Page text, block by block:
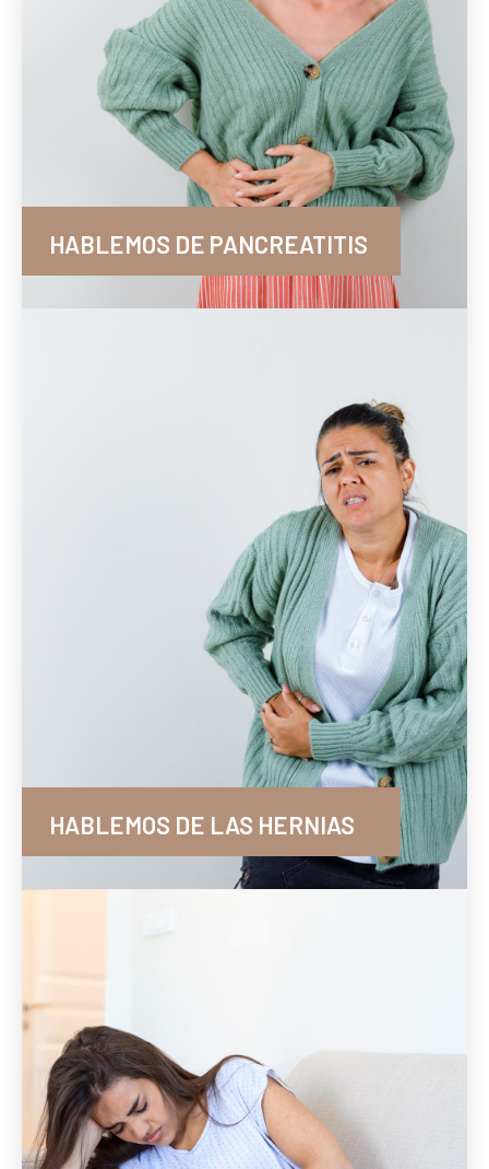
HABLEMOS DE PANCREATITIS
HABLEMOS DE LAS HERNIAS